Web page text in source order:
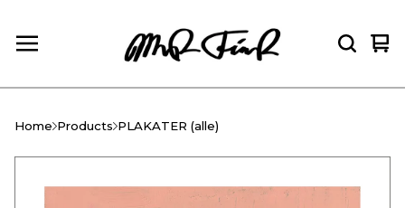
0
Home Products PLAKATER (alle)